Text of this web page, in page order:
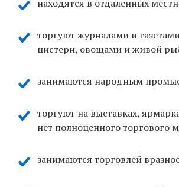
находятся в отдаленных
торгуют журналами и
цистерн, овощами и живой
занимаются народным
торгуют на выставках,
нет полноценного торгового
занимаются торговлей